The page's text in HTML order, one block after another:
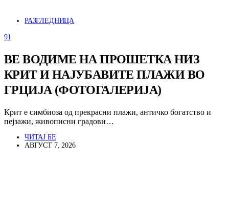
РАЗГЛЕДНИЦА
91
ВЕ ВОДИМЕ НА ПРОШЕТКА НИЗ
КРИТ И НАЈУБАВИТЕ ПЛАЖИ ВО
ГРЦИЈА (ФОТОГАЛЕРИЈА)
Крит е симбиоза од прекрасни плажи, античко богатство и
пејзажи, живописни градови…
ЧИТАЈ БЕ
АВГУСТ 7, 2026